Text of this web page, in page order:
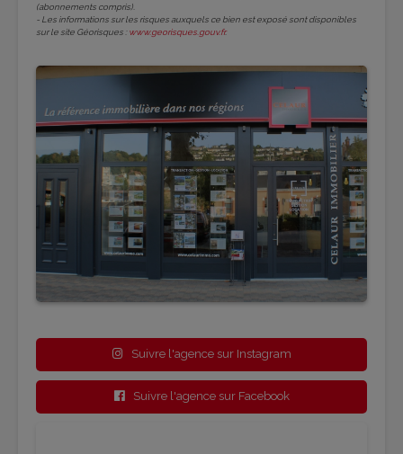
(abonnements compris).
- Les informations sur les risques auxquels ce bien est exposé sont disponibles
sur le site Géorisques :www.georisques.gouv.fr.
Suivre l'agence sur Instagram
Suivre l'agence sur Facebook